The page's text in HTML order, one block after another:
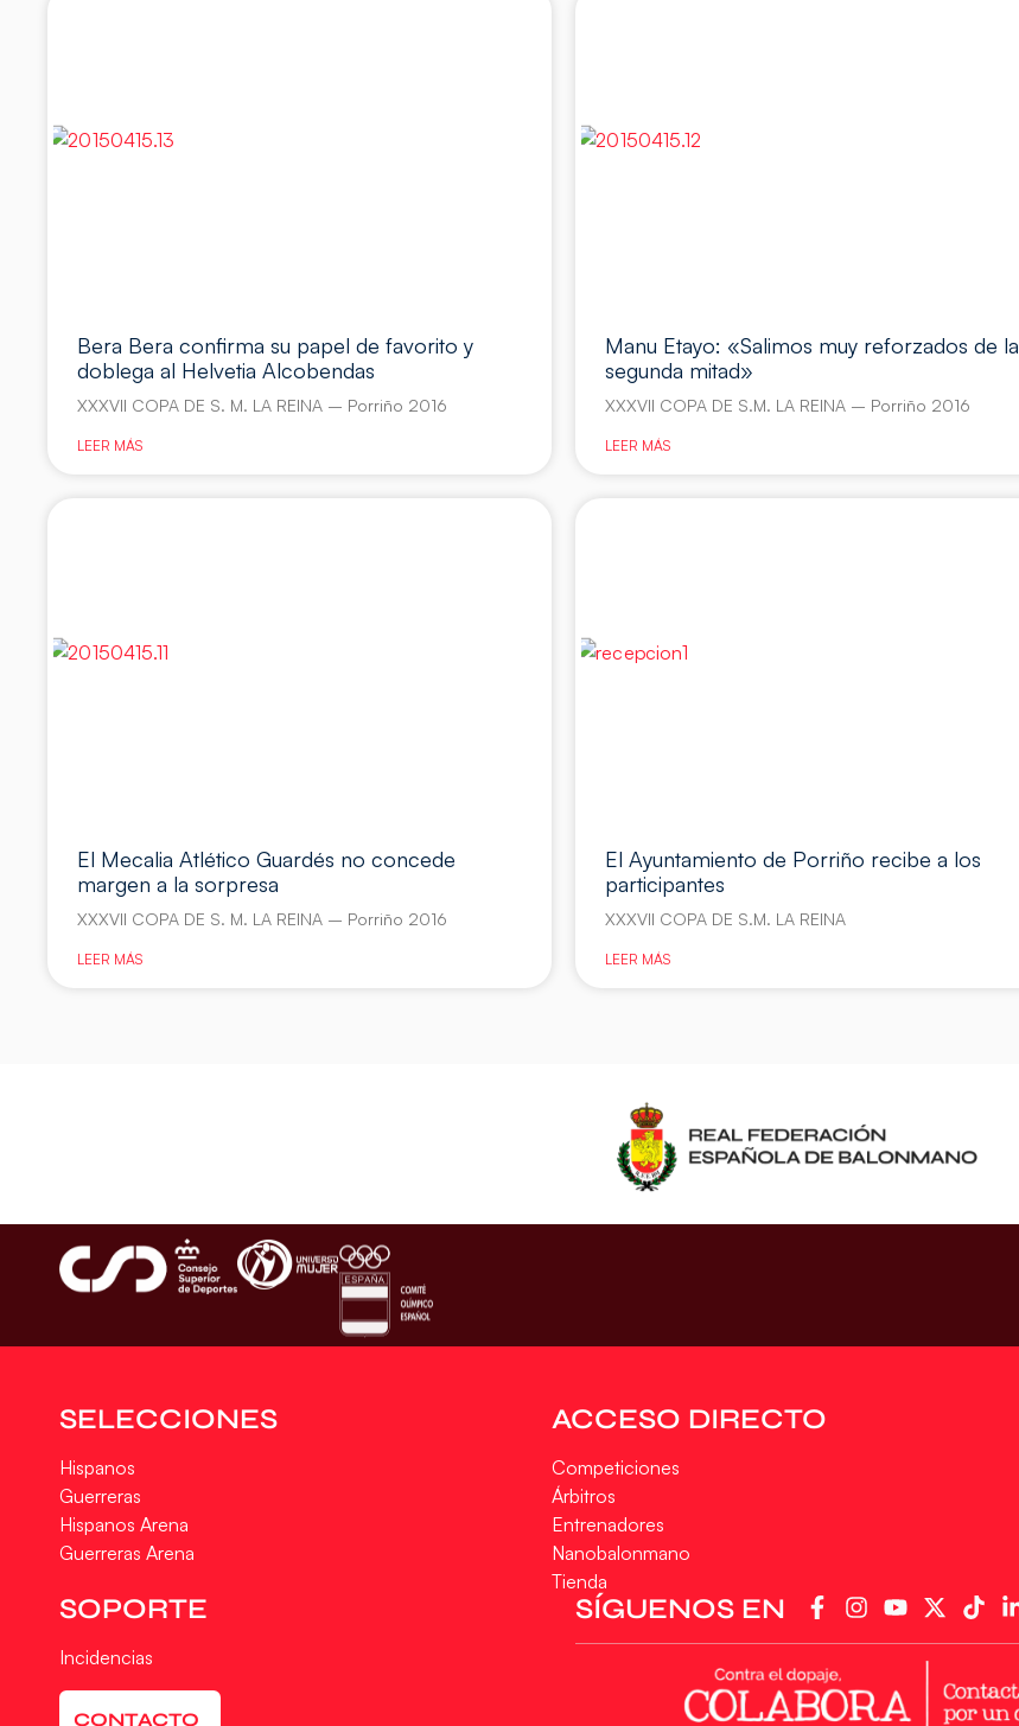
Bera Bera confirma su papel de favorito y
doblega al Helvetia Alcobendas
XXXVII COPA DE S. M. LA REINA – Porriño 2016
LEER MÁS
Manu Etayo: «Salimos muy reforzados de la
segunda mitad»
XXXVII COPA DE S.M. LA REINA – Porriño 2016
LEER MÁS
El Mecalia Atlético Guardés no concede
margen a la sorpresa
XXXVII COPA DE S. M. LA REINA – Porriño 2016
LEER MÁS
El Ayuntamiento de Porriño recibe a los
participantes
XXXVII COPA DE S.M. LA REINA
LEER MÁS
SELECCIONES
Hispanos
Guerreras
Hispanos Arena
Guerreras Arena
ACCESO DIRECTO
Competiciones
Árbitros
Entrenadores
Nanobalonmano
Tienda
SOPORTE
Incidencias
CONTACTO
SÍGUENOS EN